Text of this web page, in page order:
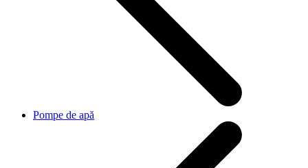
Pompe de apă